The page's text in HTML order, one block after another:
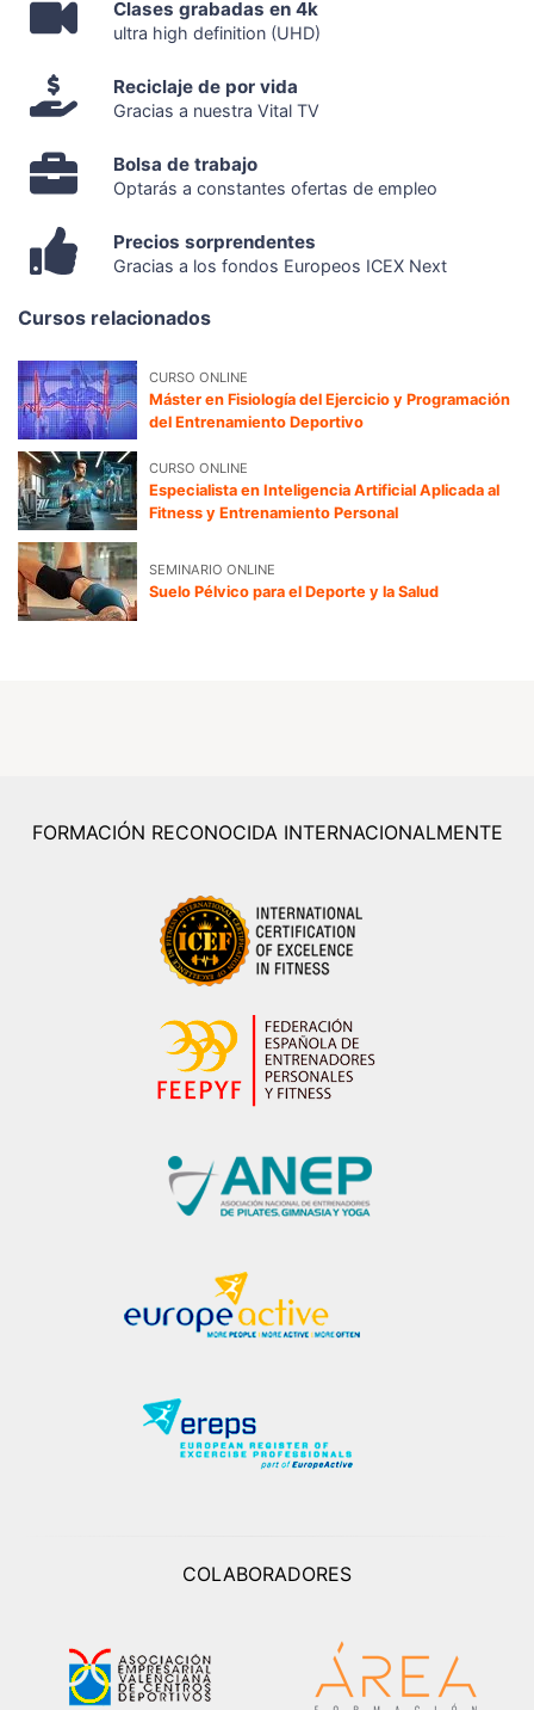
Clases grabadas en 4k
ultra high definition (UHD)
Reciclaje de por vida
Gracias a nuestra Vital TV
Bolsa de trabajo
Optarás a constantes ofertas de empleo
Precios sorprendentes
Gracias a los fondos Europeos ICEX Next
Cursos relacionados
CURSO ONLINE
Máster en Fisiología del Ejercicio y Programación
del Entrenamiento Deportivo
CURSO ONLINE
Especialista en Inteligencia Artificial Aplicada al
Fitness y Entrenamiento Personal
SEMINARIO ONLINE
Suelo Pélvico para el Deporte y la Salud
FORMACIÓN RECONOCIDA INTERNACIONALMENTE
COLABORADORES